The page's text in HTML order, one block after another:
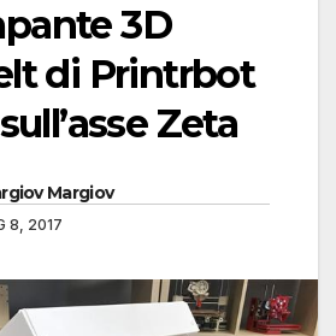
3D
di Printrbot
Zeta
Margiov
8, 2017